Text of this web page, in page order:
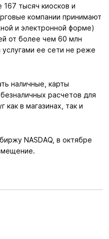
тысяч киосков и
компании принимают
и электронной форме)
от более чем 60 млн
ее сети не реже
наличные, карты
расчетов для
как в магазинах, так и
NASDAQ, в октябре